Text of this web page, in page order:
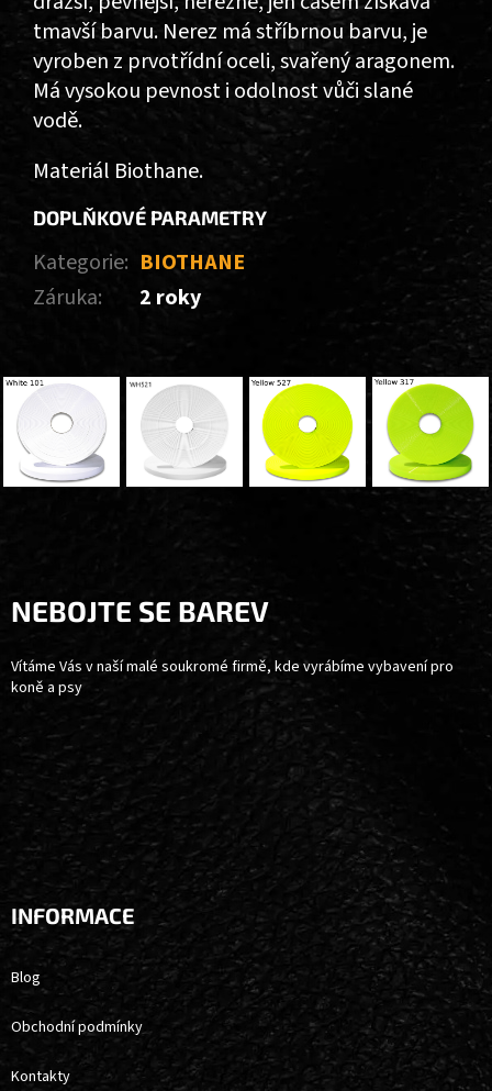
tmavší barvu. Nerez má stříbrnou barvu, je
vyroben z prvotřídní oceli, svařený aragonem.
Má vysokou pevnost i odolnost vůči slané
vodě.
Materiál Biothane.
DOPLŇKOVÉ PARAMETRY
Kategorie: BIOTHANE
Záruka: 2 roky
ANEBOJTE SE BAREV
Vítáme Vás v naší malé soukromé firmě, kde vyrábíme vybavení pro
koně a psy
INFORMACE
Blog
Obchodní podmínky
Kontakty